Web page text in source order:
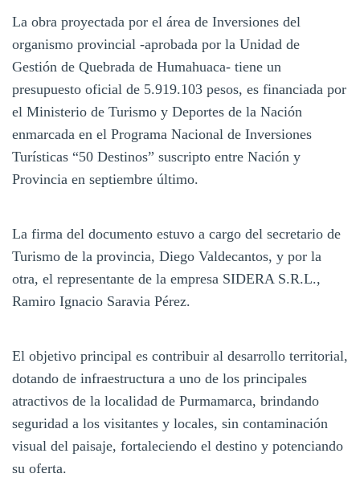
La obra proyectada por el área de Inversiones del
organismo provincial -aprobada por la Unidad de
Gestión de Quebrada de Humahuaca- tiene un
presupuesto oficial de 5.919.103 pesos, es financiada por
el Ministerio de Turismo y Deportes de la Nación
enmarcada en el Programa Nacional de Inversiones
Turísticas “50 Destinos” suscripto entre Nación y
Provincia en septiembre último.
La firma del documento estuvo a cargo del secretario de
Turismo de la provincia, Diego Valdecantos, y por la
otra, el representante de la empresa SIDERA S.R.L.,
Ramiro Ignacio Saravia Pérez.
El objetivo principal es contribuir al desarrollo territorial,
dotando de infraestructura a uno de los principales
atractivos de la localidad de Purmamarca, brindando
seguridad a los visitantes y locales, sin contaminación
visual del paisaje, fortaleciendo el destino y potenciando
su oferta.